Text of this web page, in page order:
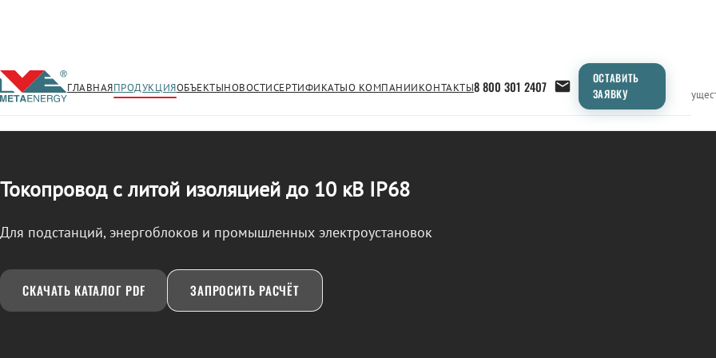
ГЛАВНАЯПРОДУКЦИЯОБЪЕКТЫНОВОСТИСЕРТИФИКАТЫО КОМПАНИИКОНТАКТЫ8 800 301 2407
ОСТАВИТЬ
ЗАЯВКУ
← Продукция/ТОКОПРОВОД Применение Продукция ТипоразмерыСравнение
Токопровод с литой изоляцией до 10 кВ IP68
Для подстанций, энергоблоков и промышленных электроустановок
СКАЧАТЬ КАТАЛОГ PDF ЗАПРОСИТЬ РАСЧЁТ